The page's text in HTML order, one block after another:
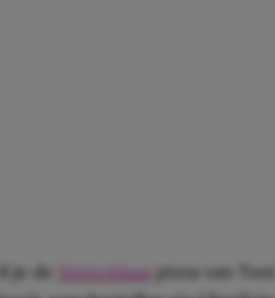
je de Sinterklaas pizza van Toni